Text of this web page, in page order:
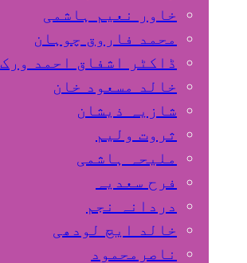
خاور نعیم ہاشمی
محمد فاروق چوہان
ڈاکٹر اشفاق احمد ورک
خالد مسعود خان
شازیہ ذیشان
ثروت ولیم
ملیحہ ہاشمی
فرح سعدیہ
دردانہ نجم
خالد ایچ لودھی
ناصرمحمود